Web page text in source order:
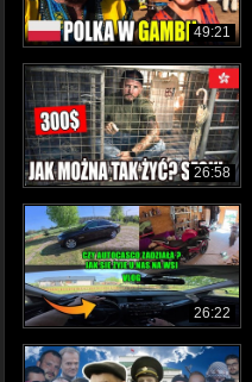
49:21
26:58
26:22